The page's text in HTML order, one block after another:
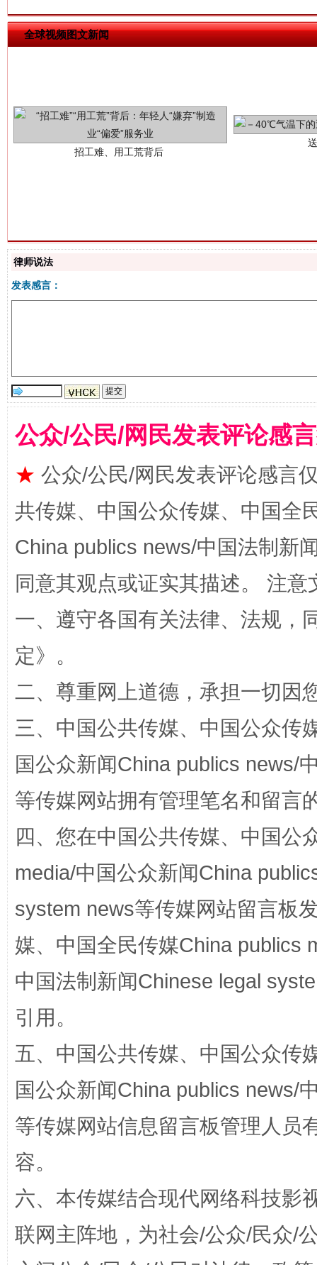
全球视频图文新闻
网上购药对药下症？
这是一记警钟！ 谢
在谋一域中谋全局
今
习近平的博鳌关键词
律师说法
发表感言：
公众/公民/网民发表评论感
★ 公众/公民/网民发表评论感言
共传媒、中国公众传媒、中国全
China publics news/中国法制新
同意其观点或证实其描述。 注
一、遵守各国有关法律、法规，
定》。
二、尊重网上道德，承担一切因
三、中国公共传媒、中国公众传
国公众新闻China publics news/
等传媒网站拥有管理笔名和留言
四、您在中国公共传媒、中国公
media/中国公众新闻China
system news等传媒网站留言板
媒、中国全民传媒China publics
中国法制新闻Chinese legal
引用。
五、中国公共传媒、中国公众传
国公众新闻China publics news/
等传媒网站信息留言板管理人员
容。
六、本传媒结合现代网络科技影
联网主阵地，为社会/公众/民众/